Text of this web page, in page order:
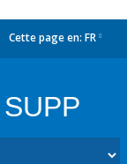
Cette page en: FR